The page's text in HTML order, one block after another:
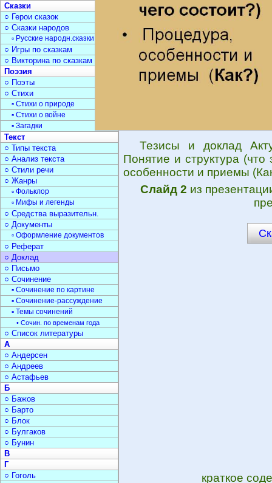
Тезисы и доклад
Понятие и структура
особенности и приемы
Слайд 2 из
краткое
Сказки
○ Герои сказок
○ Сказки народов
▫ Русские народн.сказки
○ Игры по сказкам
○ Викторина по сказкам
Поэзия
○ Поэты
○ Стихи
▫ Стихи о природе
▫ Стихи о войне
▫ Загадки
Текст
○ Типы текста
○ Анализ текста
○ Стили речи
○ Жанры
▫ Фольклор
▫ Мифы и легенды
○ Средства выразительн.
○ Документы
▫ Оформление документов
○ Реферат
○ Доклад
○ Письмо
○ Сочинение
▫ Сочинение по картине
▫ Сочинение-рассуждение
▫ Темы сочинений
• Сочин. по временам года
○ Список литературы
А
○ Андерсен
○ Андреев
○ Астафьев
Б
○ Бажов
○ Барто
○ Блок
○ Булгаков
○ Бунин
В
Г
○ Гоголь